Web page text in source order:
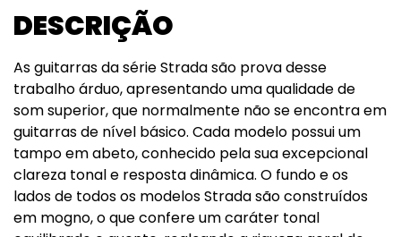
DESCRIÇÃO
As guitarras da série Strada são prova desse
trabalho árduo, apresentando uma qualidade de
som superior, que normalmente não se encontra em
guitarras de nível básico. Cada modelo possui um
tampo em abeto, conhecido pela sua excepcional
clareza tonal e resposta dinâmica. O fundo e os
lados de todos os modelos Strada são construídos
em mogno, o que confere um caráter tonal